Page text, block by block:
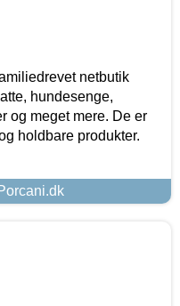
netbutik
hundesenge,
og meget mere. De er
holdbare produkter.